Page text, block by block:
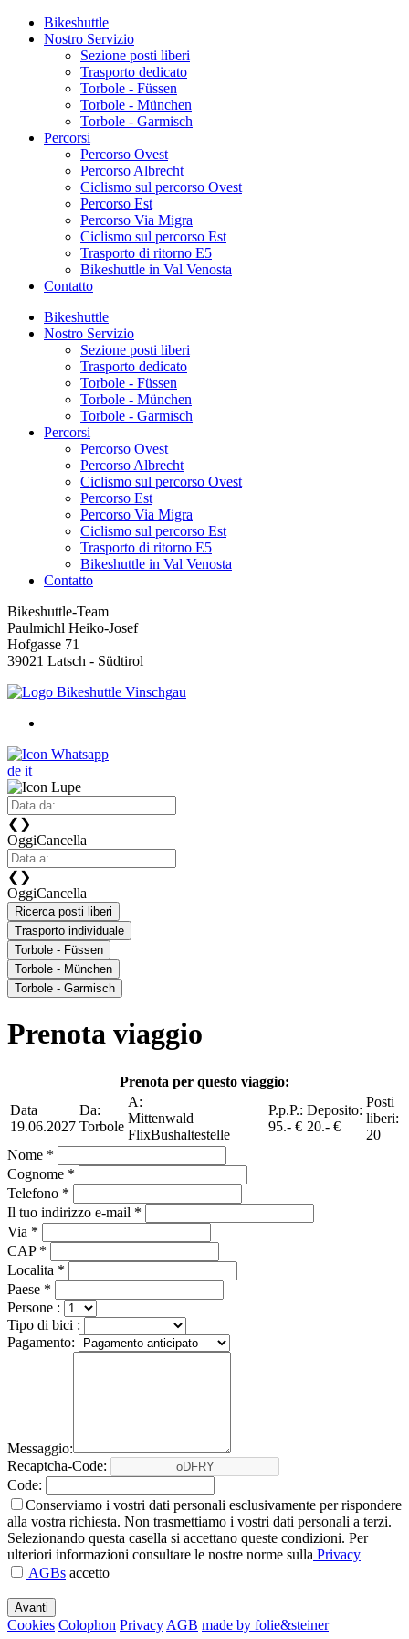
Bikeshuttle
Nostro Servizio
Sezione posti liberi
Trasporto dedicato
Torbole - Füssen
Torbole - München
Torbole - Garmisch
Percorsi
Percorso Ovest
Percorso Albrecht
Ciclismo sul percorso Ovest
Percorso Est
Percorso Via Migra
Ciclismo sul percorso Est
Trasporto di ritorno E5
Bikeshuttle in Val Venosta
Contatto
Bikeshuttle
Nostro Servizio
Sezione posti liberi
Trasporto dedicato
Torbole - Füssen
Torbole - München
Torbole - Garmisch
Percorsi
Percorso Ovest
Percorso Albrecht
Ciclismo sul percorso Ovest
Percorso Est
Percorso Via Migra
Ciclismo sul percorso Est
Trasporto di ritorno E5
Bikeshuttle in Val Venosta
Contatto
Bikeshuttle-Team
Paulmichl Heiko-Josef
Hofgasse 71
39021 Latsch - Südtirol
de it
❮ ❯
OggiCancella
❮ ❯
OggiCancella
Ricerca posti liberi
Trasporto individuale
Torbole - Füssen
Torbole - München
Torbole - Garmisch
Prenota viaggio
Prenota per questo viaggio:
Data
19.06.2027
Da:
Torbole
A:
Mittenwald
FlixBushaltestelle
P.p.P.:
95.- €
Deposito:
20.- €
Posti
liberi:
20
Nome *
Cognome *
Telefono *
Il tuo indirizzo e-mail *
Via *
CAP *
Localita *
Paese *
Persone :
Tipo di bici :
Pagamento:
Messaggio:
Recaptcha-Code:
Code:
Conserviamo i vostri dati personali esclusivamente per rispondere
alla vostra richiesta. Non trasmettiamo i vostri dati personali a terzi.
Selezionando questa casella si accettano queste condizioni. Per
ulteriori informazioni consultare le nostre norme sulla Privacy
AGBs accetto
Cookies Colophon Privacy AGB made by folie&steiner